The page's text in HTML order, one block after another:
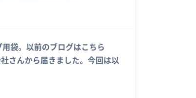
袋。以前のブログはこちら
んから届きました。今回は以